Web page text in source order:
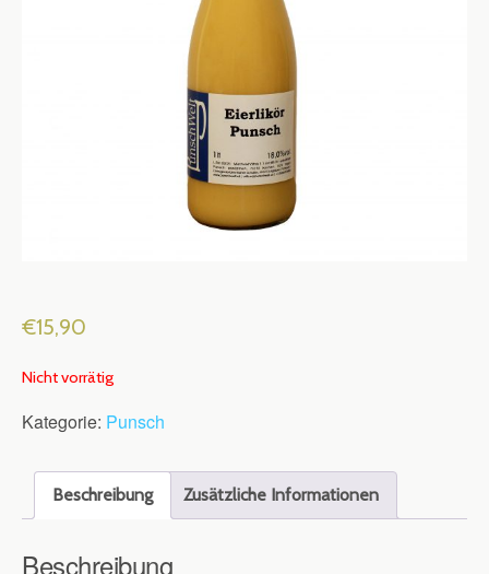
€15,90
Nicht vorrätig
Kategorie: Punsch
Beschreibung Zusätzliche Informationen
Beschreibung